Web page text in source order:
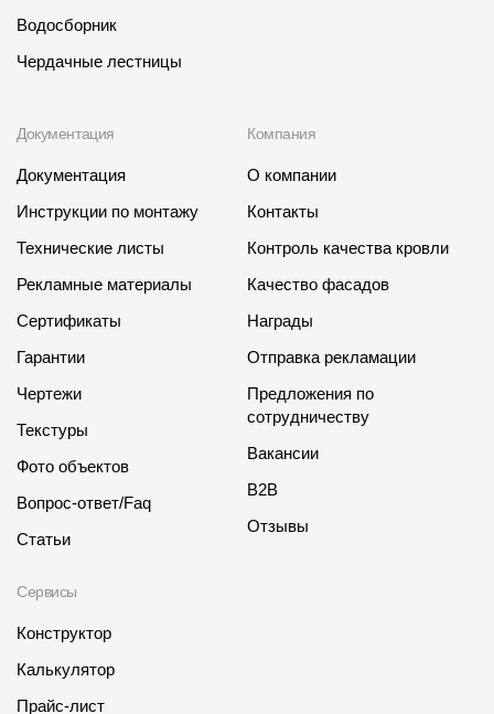
Водосборник
Чердачные лестницы
Документация
Документация
Инструкции по монтажу
Технические листы
Рекламные материалы
Сертификаты
Гарантии
Чертежи
Текстуры
Фото объектов
Вопрос-ответ/Faq
Статьи
Сервисы
Конструктор
Калькулятор
Прайс-лист
Компания
О компании
Контакты
Контроль качества кровли
Качество фасадов
Награды
Отправка рекламации
Предложения по
сотрудничеству
Вакансии
B2B
Отзывы